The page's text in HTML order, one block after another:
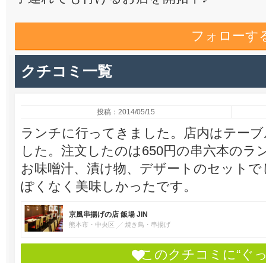
フォローす
クチコミ一覧
投稿：2014/05/15
ランチに行ってきました。店内はテー
した。注文したのは650円の串六本の
お味噌汁、漬け物、デザートのセット
ぽくなく美味しかったです。
京風串揚げの店 飯場 JIN
熊本市・中央区 焼き鳥・串揚げ
このクチコミに“ぐ